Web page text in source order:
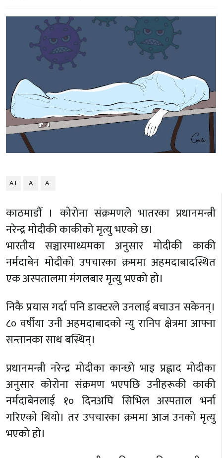
A+ A A-
काठमाडौँ । कोरोना संक्रमणले भातरका प्रधानमन्त्री
नरेन्द्र मोदीकी काकीको मृत्यु भएको छ।
भारतीय सञ्चारमाध्यमका अनुसार मोदीकी काकी
नर्मदाबेन मोदीको उपचारका क्रममा अहमदाबादस्थित
एक अस्पतालमा मंगलबार मृत्यु भएको हो।
निकै प्रयास गर्दा पनि डाक्टरले उनलाई बचाउन सकेनन्।
८० वर्षीया उनी अहमदाबादको न्यु रानिप क्षेत्रमा आफ्ना
सन्तानका साथ बस्थिन्।
प्रधानमन्त्री नरेन्द्र मोदीका कान्छो भाइ प्रह्लाद मोदीका
अनुसार कोरोना संक्रमण भएपछि उनीहरूकी काकी
नर्मदाबेनलाई १० दिनअघि सिभिल अस्पताल भर्ना
गरिएको थियो। तर उपचारका क्रममा आज उनको मृत्यु
भएको हो।